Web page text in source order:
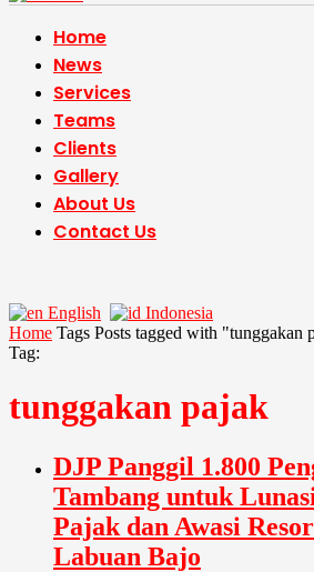
Home
News
Services
Teams
Clients
Gallery
About Us
Contact Us
English
Indonesia
Home Tags Posts tagged with "tunggakan
Tag:
tunggakan pajak
DJP Panggil 1.800
Tambang untuk
Pajak dan Awasi
Labuan Bajo